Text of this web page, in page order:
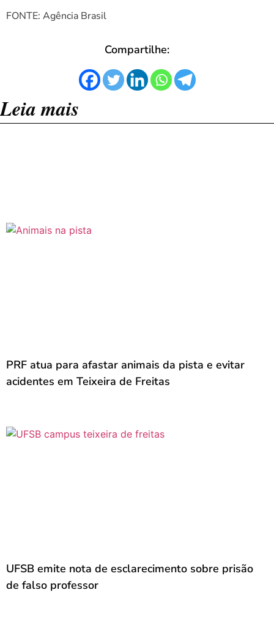
FONTE: Agência Brasil
Compartilhe:
Leia mais
PRF atua para afastar animais da pista e evitar
acidentes em Teixeira de Freitas
UFSB emite nota de esclarecimento sobre prisão
de falso professor